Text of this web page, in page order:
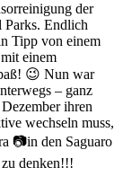
der
Parks. Endlich
Tipp von einem
einem
😉 Nun war
– ganz
ihren
wechseln muss,
📷in den Saguaro
denken!!!